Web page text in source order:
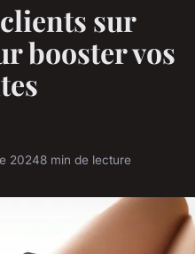
sur
booster vos
20248 min de lecture